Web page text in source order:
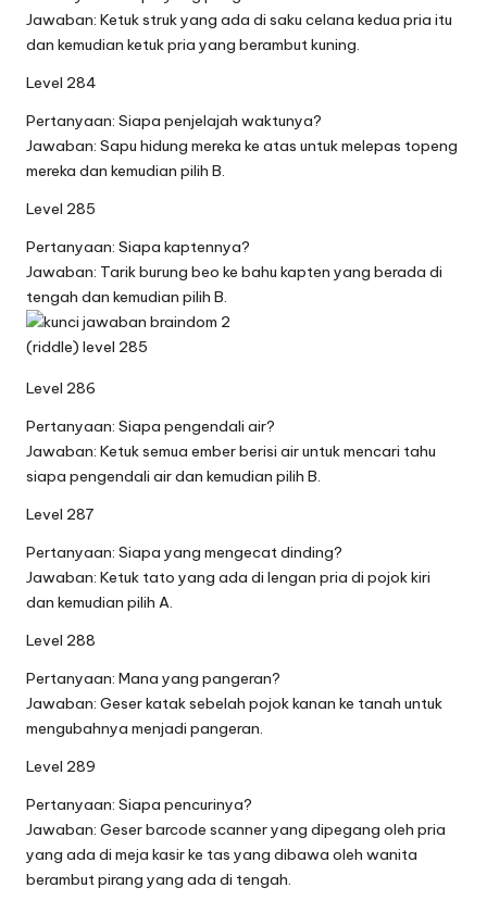
Jawaban: Ketuk struk yang ada di saku celana kedua pria itu
dan kemudian ketuk pria yang berambut kuning.
Level 284
Pertanyaan: Siapa penjelajah waktunya?
Jawaban: Sapu hidung mereka ke atas untuk melepas topeng
mereka dan kemudian pilih B.
Level 285
Pertanyaan: Siapa kaptennya?
Jawaban: Tarik burung beo ke bahu kapten yang berada di
tengah dan kemudian pilih B.
Level 286
Pertanyaan: Siapa pengendali air?
Jawaban: Ketuk semua ember berisi air untuk mencari tahu
siapa pengendali air dan kemudian pilih B.
Level 287
Pertanyaan: Siapa yang mengecat dinding?
Jawaban: Ketuk tato yang ada di lengan pria di pojok kiri
dan kemudian pilih A.
Level 288
Pertanyaan: Mana yang pangeran?
Jawaban: Geser katak sebelah pojok kanan ke tanah untuk
mengubahnya menjadi pangeran.
Level 289
Pertanyaan: Siapa pencurinya?
Jawaban: Geser barcode scanner yang dipegang oleh pria
yang ada di meja kasir ke tas yang dibawa oleh wanita
berambut pirang yang ada di tengah.